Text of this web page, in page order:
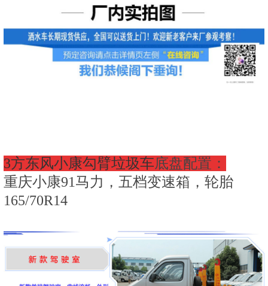
3方东风小康勾臂垃圾车底盘配置：
重庆小康91马力，五档变速箱，轮胎
165/70R14